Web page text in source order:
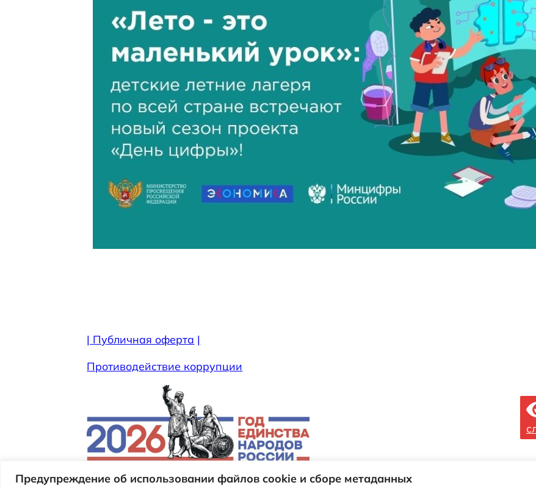
Предупреждение об использовании файлов cookie и сборе метаданных
| Публичная оферта |
Противодействие коррупции